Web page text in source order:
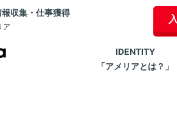
収集・仕事獲得
ア
IDENTITY
「アメリアとは？」